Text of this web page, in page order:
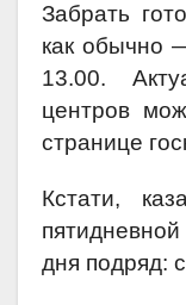
Забрать
как обычно
13.00.
центров
странице
Кстати,
дня подряд: